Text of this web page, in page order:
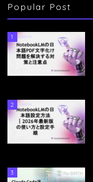
Popular Post
1
2
3